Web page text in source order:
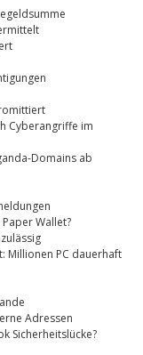
Cyberangriffe im
Domains ab
Wallet?
Millionen PC dauerhaft
Adressen
Sicherheitslücke?